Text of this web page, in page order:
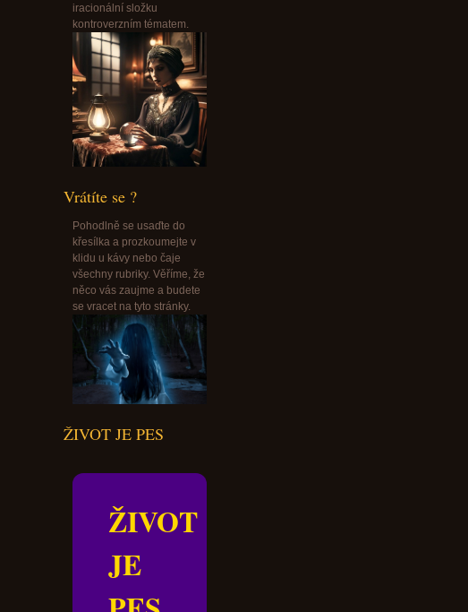
iracionální složku
kontroverzním tématem.
Vrátíte se ?
Pohodlně se usaďte do
křesílka a prozkoumejte v
klidu u kávy nebo čaje
všechny rubriky. Věříme, že
něco vás zaujme a budete
se vracet na tyto stránky.
ŽIVOT JE PES
ŽIVOT
JE